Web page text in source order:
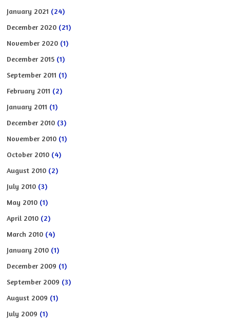
January 2021 (24)
December 2020 (21)
November 2020 (1)
December 2015 (1)
September 2011 (1)
February 2011 (2)
January 2011 (1)
December 2010 (3)
November 2010 (1)
October 2010 (4)
August 2010 (2)
July 2010 (3)
May 2010 (1)
April 2010 (2)
March 2010 (4)
January 2010 (1)
December 2009 (1)
September 2009 (3)
August 2009 (1)
July 2009 (1)